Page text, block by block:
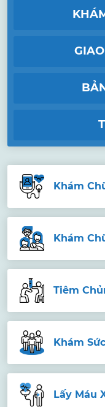
Khám
Khám
Tiêm
Khám
Lấy Máu